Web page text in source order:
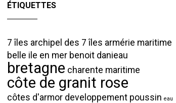
ÉTIQUETTES
7 îles archipel des 7 îles armérie maritime
belle ile en mer benoit danieau
bretagne charente maritime
côte de granit rose
côtes d'armor developpement poussin eau